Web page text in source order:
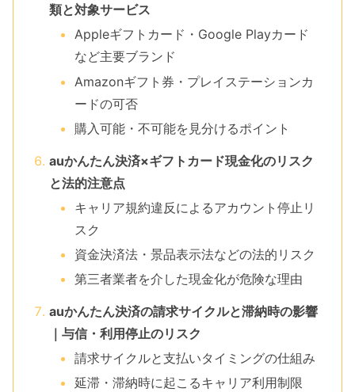
類と対象サービス
Appleギフトカード・Google Playカード
など主要ブランド
Amazonギフト券・プレイステーションカ
ードの可否
購入可能・不可能を見分けるポイント
auかんたん決済×ギフトカード現金化のリスク
と法的注意点
キャリア規約違反によるアカウント停止リ
スク
資金決済法・景品表示法などの法的リスク
第三者業者を介した現金化が危険な理由
auかんたん決済の請求サイクルと滞納時の影響
｜与信・利用停止のリスク
請求サイクルと支払いタイミングの仕組み
延滞・滞納時に起こるキャリア利用制限